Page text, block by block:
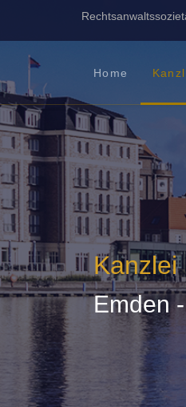
Home
Kanzlei
Emden